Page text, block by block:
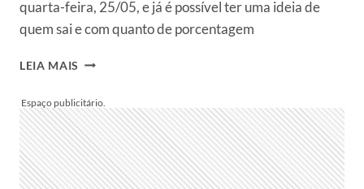
quarta-feira, 25/05, e já é possível ter uma ideia de
quem sai e com quanto de porcentagem
LEIA MAIS PORCENTAGEM
2022:
VOTAÇÃO
APONTA
QUEM
FICA